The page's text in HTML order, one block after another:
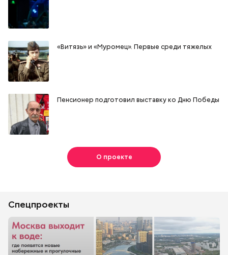
«Витязь» и «Муромец». Первые среди тяжелых
Пенсионер подготовил выставку ко Дню Победы
О проекте
Спецпроекты